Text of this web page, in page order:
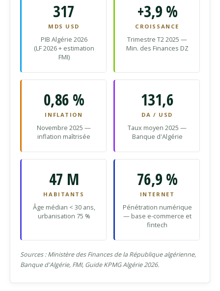
317
MDS USD
PIB Algérie 2026
(LF 2026 + estimation
FMI)
+3,9 %
CROISSANCE
Trimestre T2 2025 —
Min. des Finances DZ
0,86 %
INFLATION
Novembre 2025 —
inflation maîtrisée
131,6
DA / USD
Taux moyen 2025 —
Banque d'Algérie
47 M
HABITANTS
Âge médian < 30 ans,
urbanisation 75 %
76,9 %
INTERNET
Pénétration numérique
— base e-commerce et
fintech
Sources : Ministère des Finances de la République algérienne,
Banque d'Algérie, FMI, Guide KPMG Algérie 2026.